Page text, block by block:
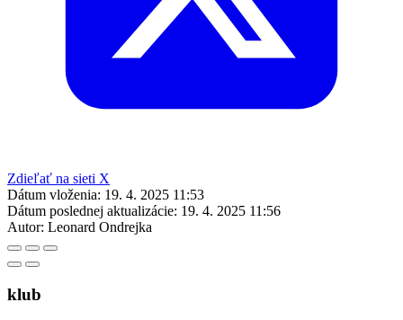
Zdieľať na sieti X
Dátum vloženia: 19. 4. 2025 11:53
Dátum poslednej aktualizácie: 19. 4. 2025 11:56
Autor: Leonard Ondrejka
klub